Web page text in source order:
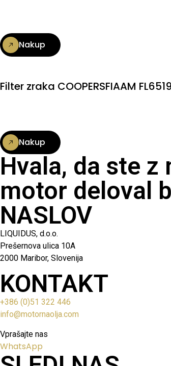
Nakup
Filter zraka COOPERSFIAAM FL6519
Nakup
Hvala, da ste
motor deloval
NASLOV
LIQUIDUS, d.o.o.
Prešernova ulica 10A
2000 Maribor, Slovenija
KONTAKT
+386 (0)51 322 446
info@motornaolja.com
Vprašajte nas
WhatsApp